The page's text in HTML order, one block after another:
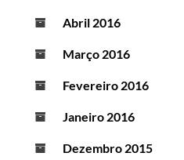
Abril 2016
Março 2016
Fevereiro 2016
Janeiro 2016
Dezembro 2015